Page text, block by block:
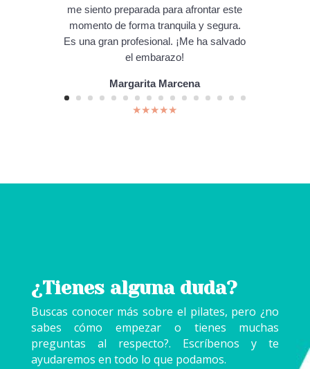
me siento preparada para afrontar este
momento de forma tranquila y segura.
Es una gran profesional. ¡Me ha salvado
el embarazo!
Margarita Marcena
★★★★★
¿Tienes alguna duda?
Buscas conocer más sobre el pilates, pero ¿no
sabes cómo empezar o tienes muchas
preguntas al respecto?. Escríbenos y te
ayudaremos en todo lo que podamos.